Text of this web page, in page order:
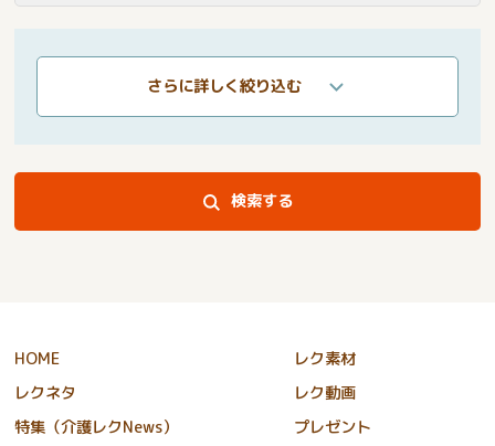
さらに詳しく絞り込む
検索する
HOME
レク素材
レクネタ
レク動画
特集（介護レクNews）
プレゼント